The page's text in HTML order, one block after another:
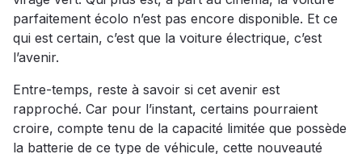
parfaitement écolo n’est pas encore disponible. Et ce
qui est certain, c’est que la voiture électrique, c’est
l’avenir.
Entre-temps, reste à savoir si cet avenir est
rapproché. Car pour l’instant, certains pourraient
croire, compte tenu de la capacité limitée que possède
la batterie de ce type de véhicule, cette nouveauté